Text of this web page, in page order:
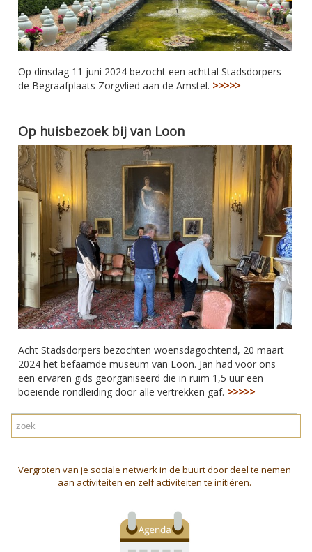
Op dinsdag 11 juni 2024 bezocht een achttal Stadsdorpers
de Begraafplaats Zorgvlied aan de Amstel. >>>>>
Op huisbezoek bij van Loon
Acht Stadsdorpers bezochten woensdagochtend, 20 maart
2024 het befaamde museum van Loon. Jan had voor ons
een ervaren gids georganiseerd die in ruim 1,5 uur een
boeiende rondleiding door alle vertrekken gaf. >>>>>
Vergroten van je sociale netwerk in de buurt door deel te nemen
aan activiteiten en zelf activiteiten te initiëren.